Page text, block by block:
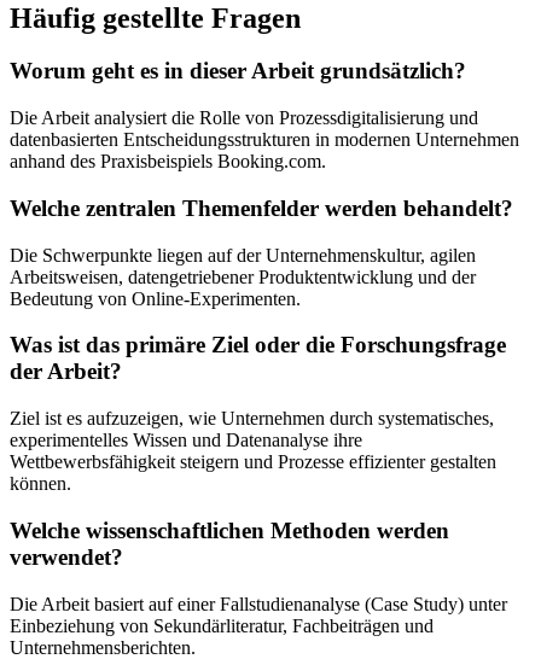
Häufig gestellte Fragen
Worum geht es in dieser Arbeit grundsätzlich?
Die Arbeit analysiert die Rolle von Prozessdigitalisierung und
datenbasierten Entscheidungsstrukturen in modernen Unternehmen
anhand des Praxisbeispiels Booking.com.
Welche zentralen Themenfelder werden behandelt?
Die Schwerpunkte liegen auf der Unternehmenskultur, agilen
Arbeitsweisen, datengetriebener Produktentwicklung und der
Bedeutung von Online-Experimenten.
Was ist das primäre Ziel oder die Forschungsfrage
der Arbeit?
Ziel ist es aufzuzeigen, wie Unternehmen durch systematisches,
experimentelles Wissen und Datenanalyse ihre
Wettbewerbsfähigkeit steigern und Prozesse effizienter gestalten
können.
Welche wissenschaftlichen Methoden werden
verwendet?
Die Arbeit basiert auf einer Fallstudienanalyse (Case Study) unter
Einbeziehung von Sekundärliteratur, Fachbeiträgen und
Unternehmensberichten.